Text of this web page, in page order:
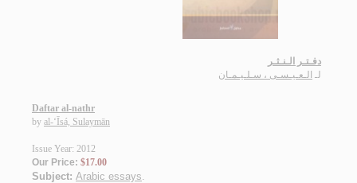
دفـتـر الـنـثـر
لـ الـعـيـسـى ، سـلـيـمـان
Daftar al-nathr
by al-‘Īsá, Sulaymān
Issue Year: 2012
Our Price: $17.00
Subject: Arabic essays.